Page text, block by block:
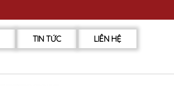
TIN TỨC LIÊN HỆ